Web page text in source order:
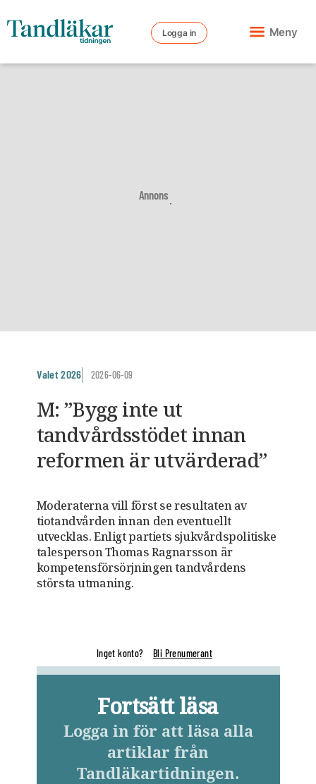
Logga in Meny
Annons
Valet 2026 2026-06-09
M: ”Bygg inte ut
tandvårdsstödet innan
reformen är utvärderad”
Moderaterna vill först se resultaten av
tiotandvården innan den eventuellt
utvecklas. Enligt partiets sjukvårdspolitiske
talesperson Thomas Ragnarsson är
kompetensförsörjningen tandvårdens
största utmaning.
Inget konto? Bli Prenumerant
Fortsätt läsa
Logga in för att läsa alla
artiklar från
Tandläkartidningen.